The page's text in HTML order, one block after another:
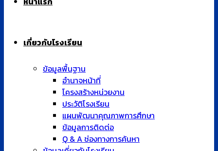
เกี่ยวกับโรงเรียน
ข้อมูลพื้นฐาน
อำนาจหน้าที่
โครงสร้างหน่วยงาน
ประวัติโรงเรียน
แผนพัฒนาคุณภาพการศึกษา
ข้อมูลการติดต่อ
Q & A ช่องทางการค้นหา